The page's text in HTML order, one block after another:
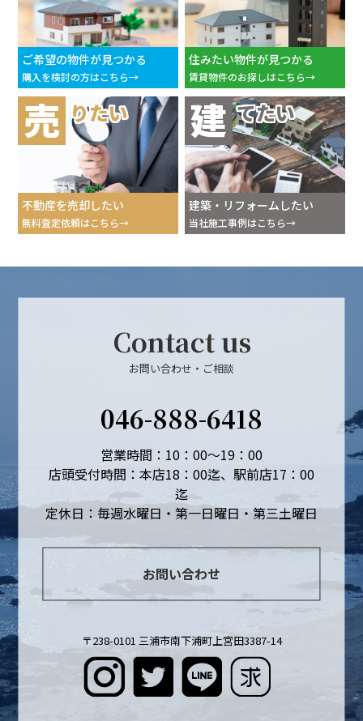
ご希望の物件が見つかる
購入を検討の方はこちら
住みたい物件が見つかる
賃貸物件のお探しはこちら
売 りたい
不動産を売却したい
無料査定依頼はこちら
建 てたい
建築・リフォームしたい
当社施工事例はこちら
Contact us
お問い合わせ・ご相談
046-888-6418
営業時間：10：00～19：00
店頭受付時間：本店18：00迄、駅前店17：00
迄
定休日：毎週水曜日・第一日曜日・第三土曜日
お問い合わせ
〒238-0101 三浦市南下浦町上宮田3387-14